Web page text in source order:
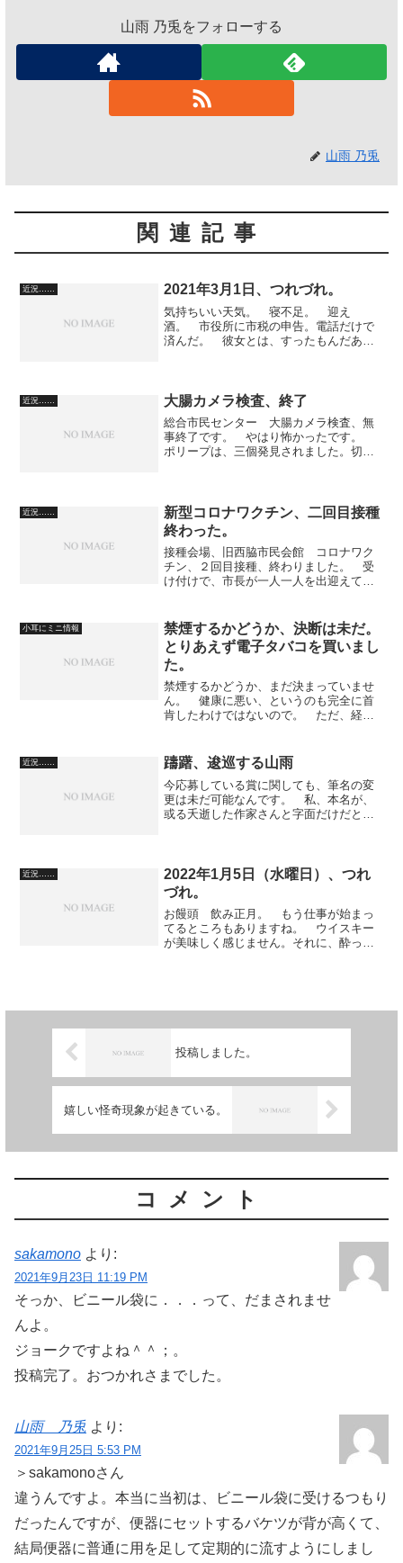
山雨 乃兎をフォローする
山雨 乃兎
関連記事
近況…… 2021年3月1日、つれづれ。
気持ちいい天気。 寝不足。 迎え
酒。 市役所に市税の申告。電話だけで
済んだ。 彼女とは、すったもんだあっ
は変わらないらしい。 僕たち...
近況…… 大腸カメラ検査、終了
総合市民センター 大腸カメラ検査、無
事終了です。 やはり怖かったです。
ポリープは、三個発見されました。切除
待ちました。（読書してた...
近況……
新型コロナワクチン、二回目接種
終わった。
接種会場、旧西脇市民会館 コロナワク
チン、２回目接種、終わりました。 受
け付けで、市長が一人一人を出迎えてい
ウィルスワクチン予防接種済証』という
のをもらいました。 でも、...
小耳にミニ情報
禁煙するかどうか、決断は未だ。
とりあえず電子タバコを買いまし
た。
禁煙するかどうか、まだ決まっていませ
ん。 健康に悪い、というのも完全に首
肯したわけではないので。 ただ、経済
由を克服するには、電子タバコがいいよ
うです。 蒸気を吸うだけ...
近況…… 躊躇、逡巡する山雨
今応募している賞に関しても、筆名の変
更は未だ可能なんです。 私、本名が、
或る夭逝した作家さんと字面だけだと全
じ画数を使った、別の漢字...
近況……
2022年1月5日（水曜日）、つれ
づれ。
お饅頭 飲み正月。 もう仕事が始まっ
てるところもありますね。 ウイスキー
が美味しく感じません。それに、酔って
投稿しました。
嬉しい怪奇現象が起きている。
コメント
sakamono より:
2021年9月23日 11:19 PM
そっか、ビニール袋に．．．って、だまされませ
んよ。
ジョークですよね＾＾；。
投稿完了。おつかれさまでした。
山雨 乃兎 より:
2021年9月25日 5:53 PM
＞sakamonoさん
違うんですよ。本当に当初は、ビニール袋に受けるつもり
だったんですが、便器にセットするバケツが背が高くて、
結局便器に普通に用を足して定期的に流すようにしまし